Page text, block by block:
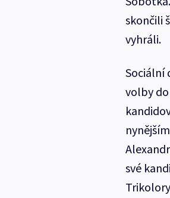
skončili
vyhráli.
Sociální
volby do
své